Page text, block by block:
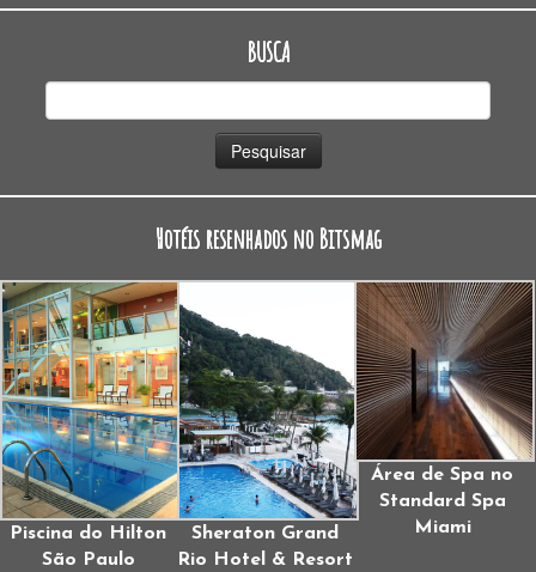
BUSCA
Hotéis resenhados no Bitsmag
Piscina do Hilton
São Paulo
Sheraton Grand
Rio Hotel & Resort
Área de Spa no
Standard Spa
Miami